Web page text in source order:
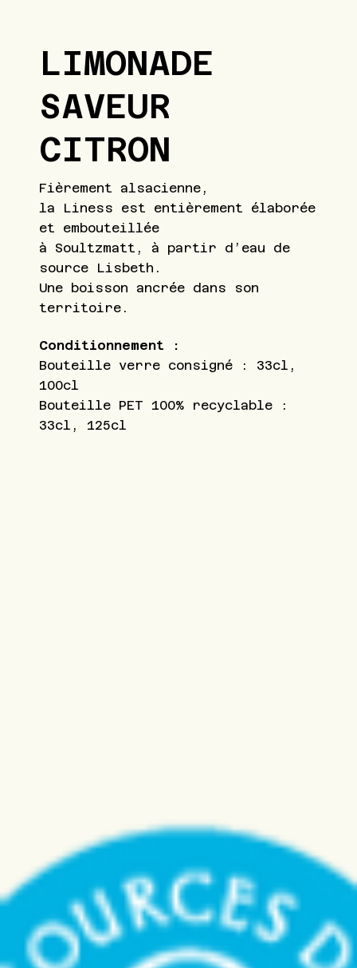
LIMONADE
SAVEUR
CITRON
Fièrement alsacienne,
la Liness est entièrement élaborée
et embouteillée
à Soultzmatt, à partir d’eau de
source Lisbeth.
Une boisson ancrée dans son
territoire.
Conditionnement :
Bouteille verre consigné : 33cl,
100cl
Bouteille PET 100% recyclable :
33cl, 125cl